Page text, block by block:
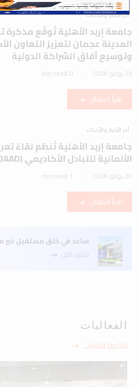
آخر الأخبار والأحداث
جامعة إربد الأهلية تُوقّع
المدينة عجمان لتعزيز التعاون
وتوسيع آفاق الشراكة الدولية
29 يوليو 2026 0 min read
اقرأ المقال
آخر الأخبار والأحداث
جامعة إربد الأهلية تُنظم لقاءً
الألمانية للتبادل الأكاديمي (DAAD)
20 يوليو 2026 1 min read
اقرأ المقال
ساعد في خلق مستقبل غير
شارك الآن
الفعاليات
قراءة المزيد